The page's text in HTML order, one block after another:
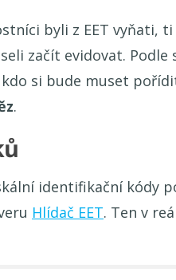
byli z EET vyňati,
začít evidovat. Podle
si bude muset
.
identifikační kódy
Hlídač EET. Ten v